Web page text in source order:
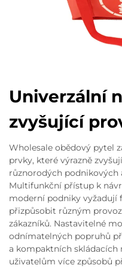
Univerzální
zvyšující
Wholesale obědový pytel
prvky, které výrazně
různorodých podnikových
Multifunkční přístup k
moderní podniky vyžadují
přizpůsobit různým
zákazníků. Nastavitelné
odnímatelných popruhů
a kompaktních
uživatelům více způsobů